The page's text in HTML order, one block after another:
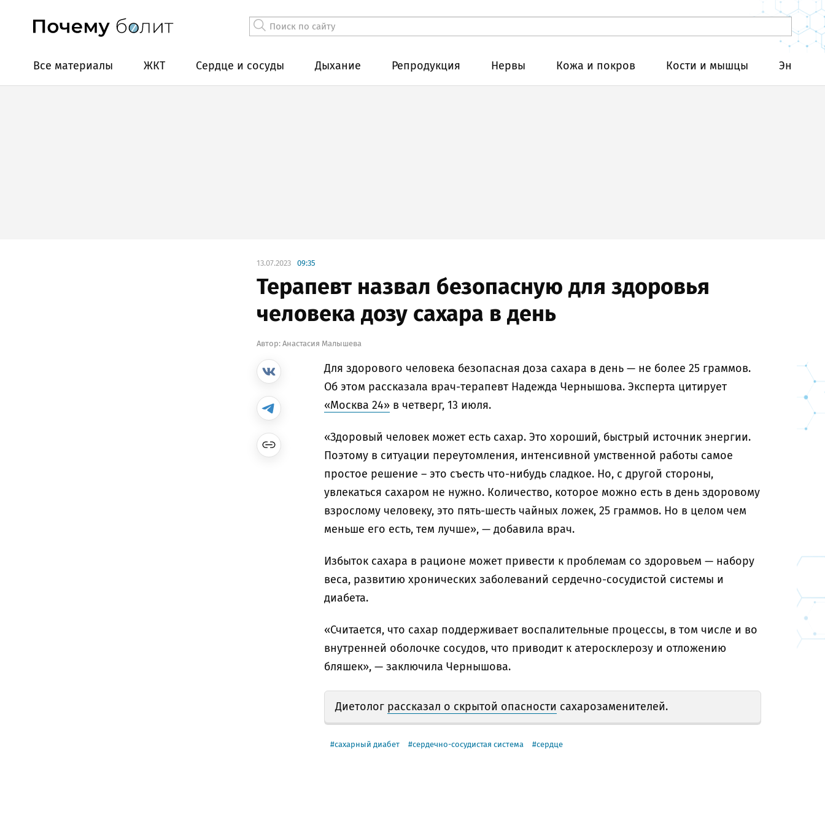
Все материалы ЖКТ Сердце и сосуды Дыхание Репродукция Нервы Кожа и покров Кости и мышцы
13.07.2023 09:35
Терапевт назвал безопасную для здоровья
человека дозу сахара в день
Автор: Анастасия Малышева
Для здорового человека безопасная доза сахара в день — не более 25 граммов.
Об этом рассказала врач-терапевт Надежда Чернышова. Эксперта цитирует
«Москва 24» в четверг, 13 июля.
«Здоровый человек может есть сахар. Это хороший, быстрый источник энергии.
Поэтому в ситуации переутомления, интенсивной умственной работы самое
простое решение – это съесть что-нибудь сладкое. Но, с другой стороны,
увлекаться сахаром не нужно. Количество, которое можно есть в день здоровому
взрослому человеку, это пять-шесть чайных ложек, 25 граммов. Но в целом чем
меньше его есть, тем лучше», — добавила врач.
Избыток сахара в рационе может привести к проблемам со здоровьем — набору
веса, развитию хронических заболеваний сердечно-сосудистой системы и
диабета.
«Считается, что сахар поддерживает воспалительные процессы, в том числе и во
внутренней оболочке сосудов, что приводит к атеросклерозу и отложению
бляшек», — заключила Чернышова.
Диетолог рассказал о скрытой опасности сахарозаменителей.
сахарный диабет сердечно-сосудистая система сердце